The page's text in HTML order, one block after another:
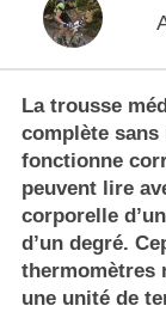
La trousse
complète
fonctionne
peuvent lire
corporelle
d’un degré.
thermomètres
une unité de